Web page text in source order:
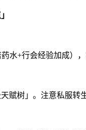
水+行会经验加成）
赋树」。注意私服转